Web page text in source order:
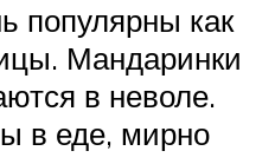
популярны как
Мандаринки
в неволе.
в еде, мирно